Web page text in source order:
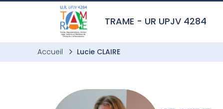
Aller à l’entête de page
Aller au menu principale
Aller au contenu principal
Aller à la recherche
Passer aux cookies
Aller au pied de page
TRAME - UR UPJV 4284
Accueil Lucie CLAIRE